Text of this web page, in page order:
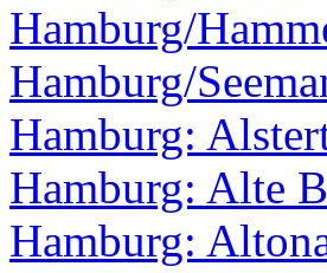
Hamburg/
Hamburg/
Hamburg:
Hamburg: Alte
Hamburg: